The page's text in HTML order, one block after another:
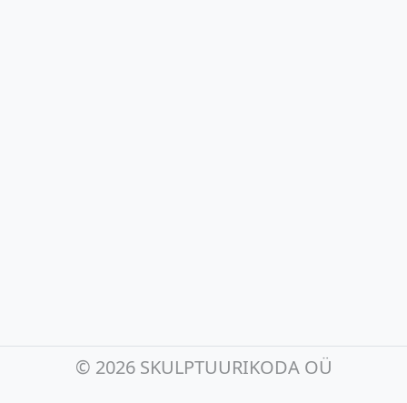
© 2026 SKULPTUURIKODA OÜ